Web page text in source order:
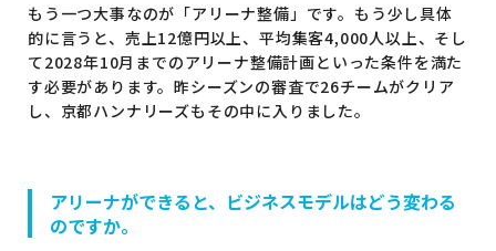
もう一つ大事なのが「アリーナ整備」です。もう少し具体
的に言うと、売上12億円以上、平均集客4,000人以上、そし
て2028年10月までのアリーナ整備計画といった条件を満た
す必要があります。昨シーズンの審査で26チームがクリア
し、京都ハンナリーズもその中に入りました。
アリーナができると、ビジネスモデルはどう変わる
のですか。